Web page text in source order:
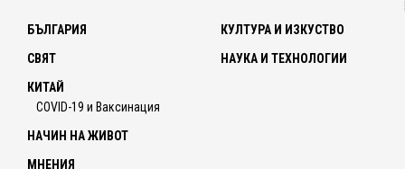
БЪЛГАРИЯ
СВЯТ
КИТАЙ
COVID-19 и Ваксинация
КУЛТУРА И ИЗКУСТВО
НАУКА И ТЕХНОЛОГИИ
НАЧИН НА ЖИВОТ
МНЕНИЯ